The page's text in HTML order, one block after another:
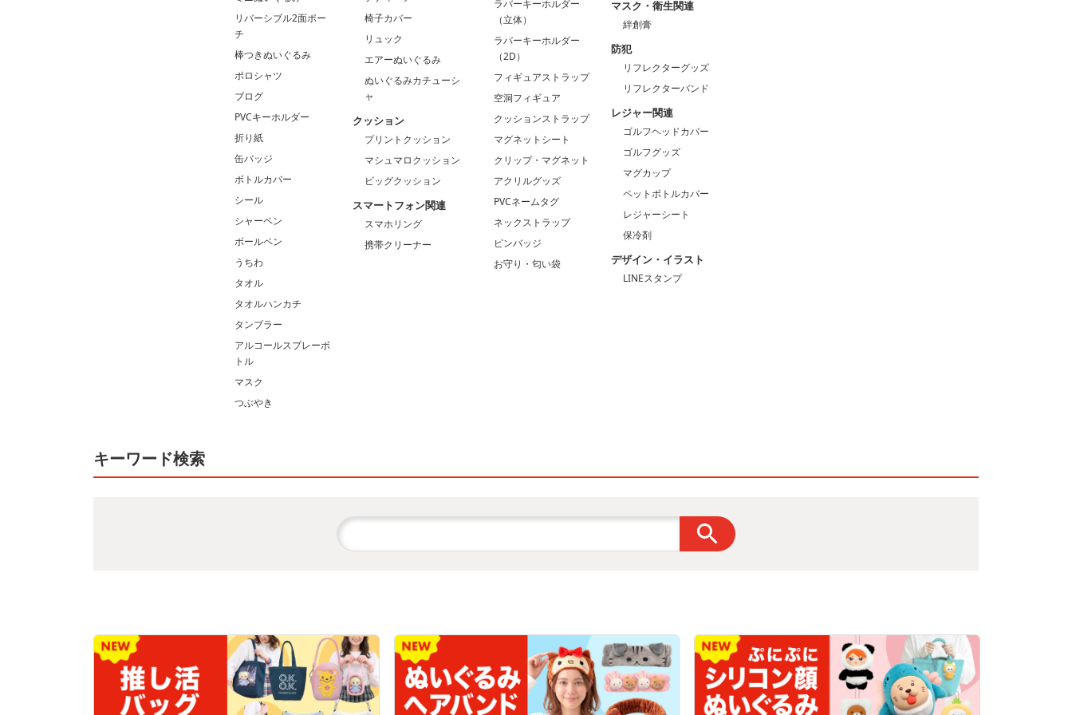
リバーシブル2面ポー
チ
棒つきぬいぐるみ
ポロシャツ
ブログ
PVCキーホルダー
折り紙
缶バッジ
ボトルカバー
シール
シャーペン
ボールペン
うちわ
タオル
タオルハンカチ
タンブラー
アルコールスプレーボ
トル
マスク
つぶやき
椅子カバー
リュック
エアーぬいぐるみ
ぬいぐるみカチューシ
ャ
クッション
プリントクッション
マシュマロクッション
ビッグクッション
スマートフォン関連
スマホリング
携帯クリーナー
ラバーキーホルダー
（立体）
ラバーキーホルダー
（2D）
フィギュアストラップ
空洞フィギュア
クッションストラップ
マグネットシート
クリップ・マグネット
アクリルグッズ
PVCネームタグ
ネックストラップ
ピンバッジ
お守り・匂い袋
マスク・衛生関連
絆創膏
防犯
リフレクターグッズ
リフレクターバンド
レジャー関連
ゴルフヘッドカバー
ゴルフグッズ
マグカップ
ペットボトルカバー
レジャーシート
保冷剤
デザイン・イラスト
LINEスタンプ
キーワード検索